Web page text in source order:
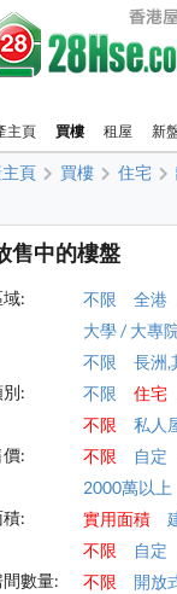
主頁 買樓 租屋 新
頁 買樓 住宅
售中的樓盤
: 不限 全港
大學 / 大專
不限
長洲,
:
不限 住宅
不限
私人
:
不限 自定
2000萬以上
:
實用面積
不限
自定
間數量:
不限 開放